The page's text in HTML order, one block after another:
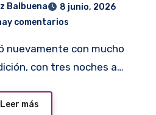
Balbuena
8 junio, 2026
comentarios
con tres noches a…
Leer más